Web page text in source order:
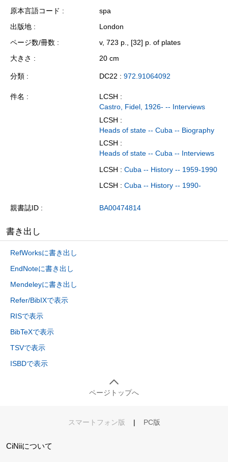
原本言語コード
spa
出版地
London
ページ数/冊数
v, 723 p., [32] p. of plates
大きさ
20 cm
分類 DC22 : 972.91064092
件名
LCSH :
Castro, Fidel, 1926- -- Interviews
LCSH :
Heads of state -- Cuba -- Biography
LCSH :
Heads of state -- Cuba -- Interviews
LCSH : Cuba -- History -- 1959-1990
LCSH : Cuba -- History -- 1990-
親書誌ID BA00474814
書き出し
RefWorksに書き出し
EndNoteに書き出し
Mendeleyに書き出し
Refer/BibIXで表示
RISで表示
BibTeXで表示
TSVで表示
ISBDで表示
ページトップへ
スマートフォン版 | PC版
CiNiiについて